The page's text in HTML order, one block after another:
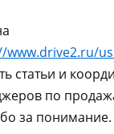
www.drive2.ru/
статьи и
по
за понимание.